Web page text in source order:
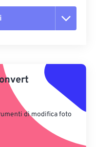
di modifica foto